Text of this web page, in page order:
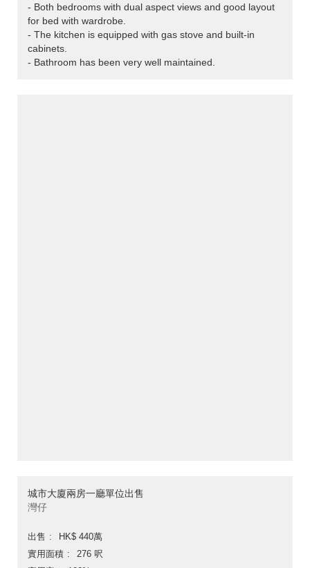
- Both bedrooms with dual aspect views and good layout
for bed with wardrobe.
- The kitchen is equipped with gas stove and built-in
cabinets.
- Bathroom has been very well maintained.
城市大廈兩房一廳單位出售
灣仔
出售
HK$ 440萬
實用面積
276 呎